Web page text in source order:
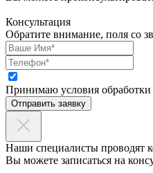
Консультация
Обратите внимание, поля со
Принимаю условия обработки
Отправить заявку
Наши специалисты проводят
Вы можете записаться на